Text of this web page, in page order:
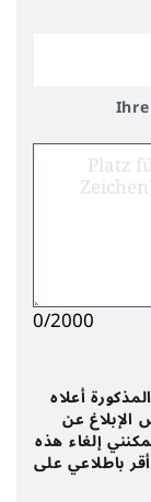
0/2000
أعلاه
الإبلاغ عن
إلغاء هذه
باطلاعي على